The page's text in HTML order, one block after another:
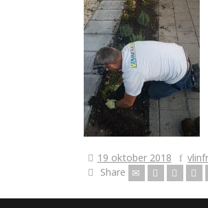
19 oktober 2018
vlinfr
Share